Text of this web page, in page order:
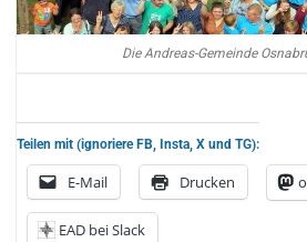
Die Andreas-Gemeinde
Teilen mit (ignoriere FB, Insta, X und TG):
E-Mail Drucken
EAD bei Slack